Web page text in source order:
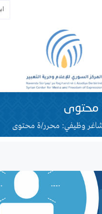
محتوى
وظيفي: محرر/ة محتوى